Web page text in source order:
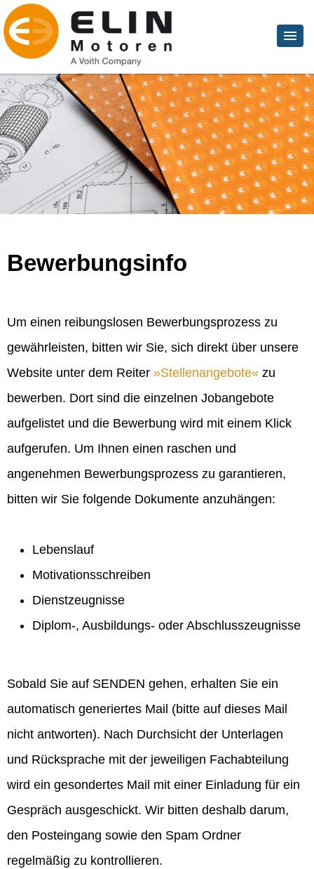
Bewerbungsinfo
Um einen reibungslosen Bewerbungsprozess zu
gewährleisten, bitten wir Sie, sich direkt über unsere
Website unter dem Reiter
Stellenangebote
zu
bewerben. Dort sind die einzelnen Jobangebote
aufgelistet und die Bewerbung wird mit einem Klick
aufgerufen. Um Ihnen einen raschen und
angenehmen Bewerbungsprozess zu garantieren,
bitten wir Sie folgende Dokumente anzuhängen:
Lebenslauf
Motivationsschreiben
Dienstzeugnisse
Diplom-, Ausbildungs- oder Abschlusszeugnisse
Sobald Sie auf SENDEN gehen, erhalten Sie ein
automatisch generiertes Mail (bitte auf dieses Mail
nicht antworten). Nach Durchsicht der Unterlagen
und Rücksprache mit der jeweiligen Fachabteilung
wird ein gesondertes Mail mit einer Einladung für ein
Gespräch ausgeschickt. Wir bitten deshalb darum,
den Posteingang sowie den Spam Ordner
regelmäßig zu kontrollieren.